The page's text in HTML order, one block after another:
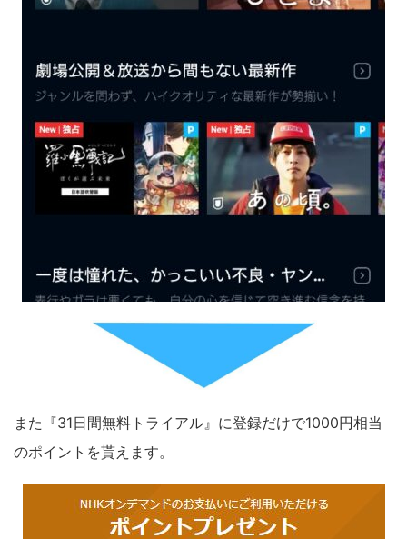
また『31日間無料トライアル』に登録だけで1000円相当
のポイントを貰えます。